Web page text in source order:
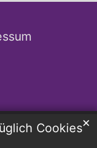
Cookies✕